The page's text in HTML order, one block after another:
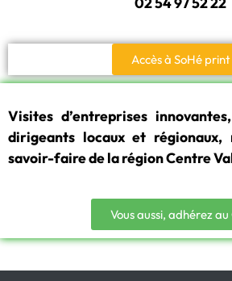
Accès à SoHé print
Visites d’entreprises
dirigeants locaux et
savoir-faire de la région Centre
Vous aussi, adhérez au